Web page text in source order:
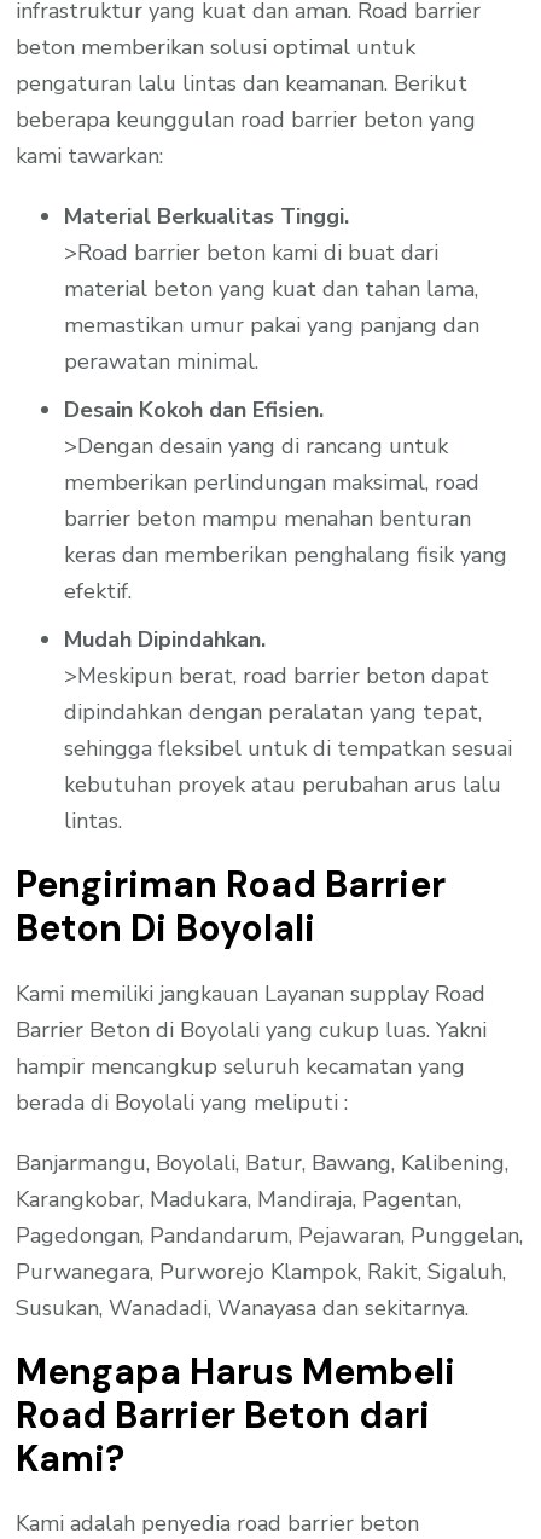
infrastruktur yang kuat dan aman. Road barrier
beton memberikan solusi optimal untuk
pengaturan lalu lintas dan keamanan. Berikut
beberapa keunggulan road barrier beton yang
kami tawarkan:
Material Berkualitas Tinggi.
>Road barrier beton kami di buat dari
material beton yang kuat dan tahan lama,
memastikan umur pakai yang panjang dan
perawatan minimal.
Desain Kokoh dan Efisien.
>Dengan desain yang di rancang untuk
memberikan perlindungan maksimal, road
barrier beton mampu menahan benturan
keras dan memberikan penghalang fisik yang
efektif.
Mudah Dipindahkan.
>Meskipun berat, road barrier beton dapat
dipindahkan dengan peralatan yang tepat,
sehingga fleksibel untuk di tempatkan sesuai
kebutuhan proyek atau perubahan arus lalu
lintas.
Pengiriman Road Barrier
Beton Di Boyolali
Kami memiliki jangkauan Layanan supplay Road
Barrier Beton di Boyolali yang cukup luas. Yakni
hampir mencangkup seluruh kecamatan yang
berada di Boyolali yang meliputi :
Banjarmangu, Boyolali, Batur, Bawang, Kalibening,
Karangkobar, Madukara, Mandiraja, Pagentan,
Pagedongan, Pandandarum, Pejawaran, Punggelan,
Purwanegara, Purworejo Klampok, Rakit, Sigaluh,
Susukan, Wanadadi, Wanayasa dan sekitarnya.
Mengapa Harus Membeli
Road Barrier Beton dari
Kami?
Kami adalah penyedia road barrier beton